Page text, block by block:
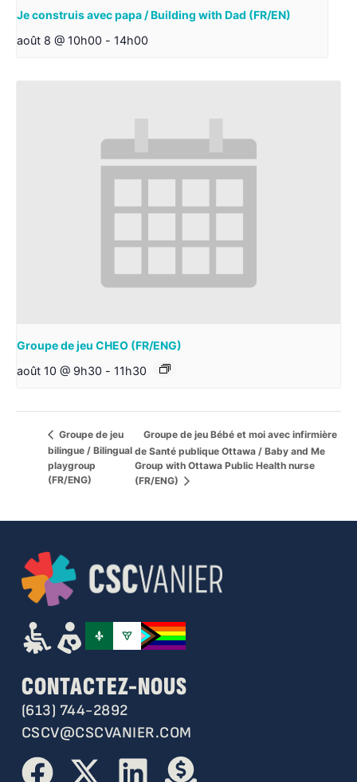
Je construis avec papa / Building with Dad (FR/EN)
août 8 @ 10h00 - 14h00
Groupe de jeu CHEO (FR/ENG)
août 10 @ 9h30 - 11h30
Groupe de jeu
bilingue / Bilingual
playgroup
(FR/ENG)
Groupe de jeu Bébé et moi avec infirmière
de Santé publique Ottawa / Baby and Me
Group with Ottawa Public Health nurse
(FR/ENG)
CONTACTEZ-NOUS
(613) 744-2892
CSCV@CSCVANIER.COM